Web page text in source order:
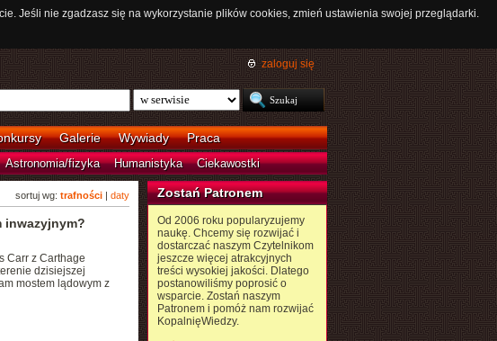
Jeśli nie zgadzasz się na wykorzystanie plików cookies, zmień ustawienia swojej przeglądarki.
zaloguj się
Galerie Wywiady Praca
Astronomia/fizyka Humanistyka Ciekawostki
sortuj wg: trafności| daty
inwazyjnym?
Carr z Carthage
dzisiejszej
mostem lądowym z
Zostań Patronem
Od 2006 roku popularyzujemy
naukę. Chcemy się rozwijać i
dostarczać naszym Czytelnikom
jeszcze więcej atrakcyjnych
treści wysokiej jakości. Dlatego
postanowiliśmy poprosić o
wsparcie. Zostań naszym
Patronem i pomóż nam rozwijać
KopalnięWiedzy.